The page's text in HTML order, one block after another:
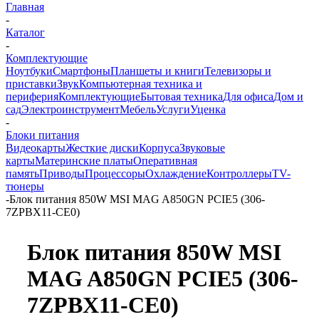
Главная
-
Каталог
-
Комплектующие
НоутбукиСмартфоныПланшеты и книгиТелевизоры и
приставкиЗвукКомпьютерная техника и
периферияКомплектующиеБытовая техникаДля офисаДом и
садЭлектроинструментМебельУслугиУценка
-
Блоки питания
ВидеокартыЖесткие дискиКорпусаЗвуковые
картыМатеринские платыОперативная
памятьПриводыПроцессорыОхлаждениеКонтроллерыTV-
тюнеры
-Блок питания 850W MSI MAG A850GN PCIE5 (306-
7ZPBX11-CE0)
Блок питания 850W MSI
MAG A850GN PCIE5 (306-
7ZPBX11-CE0)